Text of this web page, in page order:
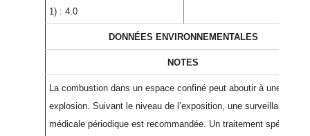
1) : 4.0
DONNÉES ENVIRONNEMENTALES
NOTES
La combustion dans un espace confiné peut aboutir à une
explosion. Suivant le niveau de l’exposition, une surveillance
médicale périodique est recommandée. Un traitement spécifique